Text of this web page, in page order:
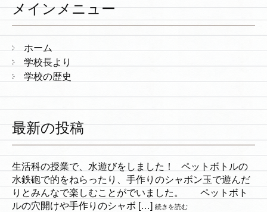
メインメニュー
ホーム
学校長より
学校の歴史
最新の投稿
生活科の授業で、水遊びをしました！ ペットボトルの
水鉄砲で的をねらったり、手作りのシャボン玉で遊んだ
りとみんなで楽しむことがでいました。 ペットボト
ルの穴開けや手作りのシャボ […] 続きを読む